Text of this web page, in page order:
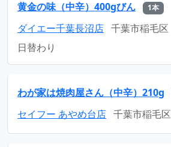
黄金の味（中辛）400gびん 1本
ダイエー千葉長沼店 千葉市稲毛区
日替わり
わが家は焼肉屋さん（中辛）210g
セイフー あやめ台店 千葉市稲毛区